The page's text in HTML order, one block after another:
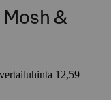
&
vertailuhinta 12,59